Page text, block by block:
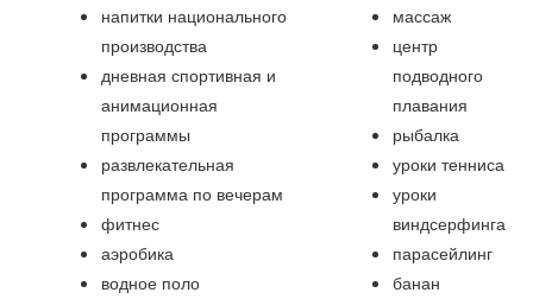
напитки национального
производства
дневная спортивная и
анимационная
программы
развлекательная
программа по вечерам
фитнес
аэробика
водное поло
массаж
центр
подводного
плавания
рыбалка
уроки тенниса
уроки
виндсерфинга
парасейлинг
банан